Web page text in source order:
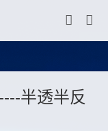
半透半反